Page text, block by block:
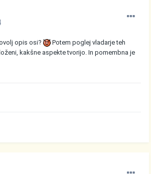
opis osi?
Potem poglej vladarje teh
kakšne aspekte tvorijo. In pomembna je